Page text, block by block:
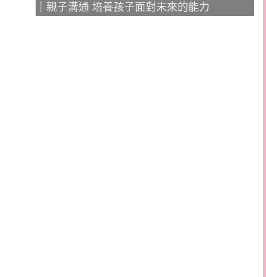
｜親子溝通 培養孩子面對未來的能力